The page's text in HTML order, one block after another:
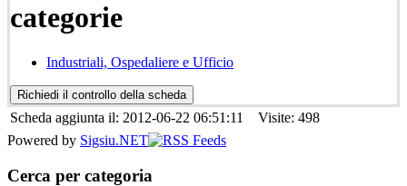
categorie
Industriali, Ospedaliere e Ufficio
Scheda aggiunta il: 2012-06-22 06:51:11 Visite: 498
Powered by Sigsiu.NET
Cerca per categoria